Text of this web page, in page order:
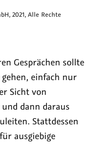
, 2021, Alle Rechte
Gesprächen sollte
einfach nur
Sicht von
dann daraus
Stattdessen
ausgiebige